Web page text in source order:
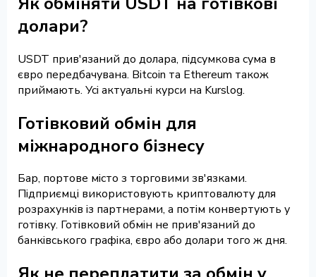
долари?
USDT прив'язаний до долара, підсумкова сума в
євро передбачувана. Bitcoin та Ethereum також
приймають. Усі актуальні курси на Kurslog.
Готівковий обмін для
міжнародного бізнесу
Бар, портове місто з торговими зв'язками.
Підприємці використовують криптовалюту для
розрахунків із партнерами, а потім конвертують у
готівку. Готівковий обмін не прив'язаний до
банківського графіка, євро або долари того ж дня.